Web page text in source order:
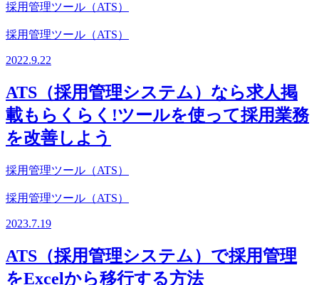
採用管理ツール（ATS）
採用管理ツール（ATS）
2022.9.22
ATS（採用管理システム）なら求人掲
載もらくらく!ツールを使って採用業務
を改善しよう
採用管理ツール（ATS）
採用管理ツール（ATS）
2023.7.19
ATS（採用管理システム）で採用管理
をExcelから移行する方法